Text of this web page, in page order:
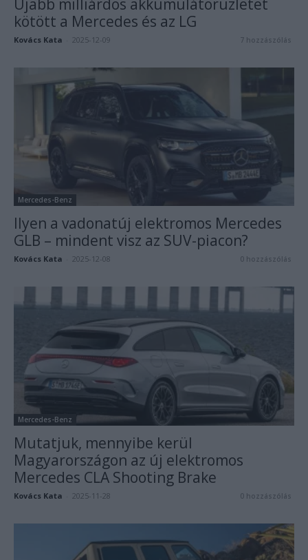
Újabb milliárdos akkumulátorüzletet
kötött a Mercedes és az LG
Kovács Kata 2025-12-09 7 hozzászólás
Mercedes-Benz
Ilyen a vadonatúj elektromos Mercedes
GLB – mindent visz az SUV-piacon?
Kovács Kata 2025-12-08 0 hozzászólás
Mercedes-Benz
Mutatjuk, mennyibe kerül
Magyarországon az új elektromos
Mercedes CLA Shooting Brake
Kovács Kata 2025-11-28 0 hozzászólás